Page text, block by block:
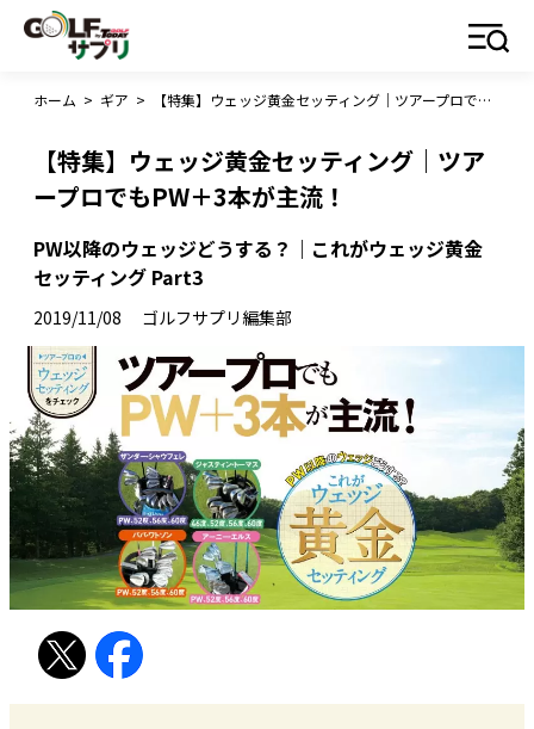
ホーム > ギア > 【特集】ウェッジ黄金セッティング｜ツアープロでもPW＋3本が主流！
【特集】ウェッジ黄金セッティング｜ツア
ープロでもPW＋3本が主流！
PW以降のウェッジどうする？｜これがウェッジ黄金
セッティング Part3
2019/11/08 ゴルフサプリ編集部